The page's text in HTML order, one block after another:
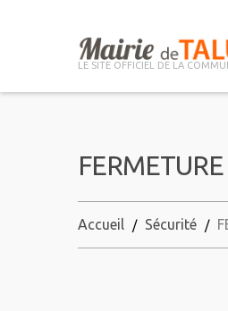
LE SITE OFFICIEL DE LA
Accueil Sécurité